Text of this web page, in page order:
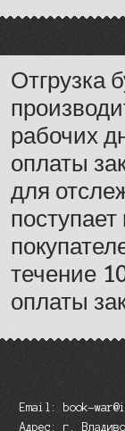
Отгрузка
рабочих
оплаты
для
течение
оплаты
Email: book-
Адрес: г.